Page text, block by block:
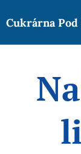
Cukrárna Pod